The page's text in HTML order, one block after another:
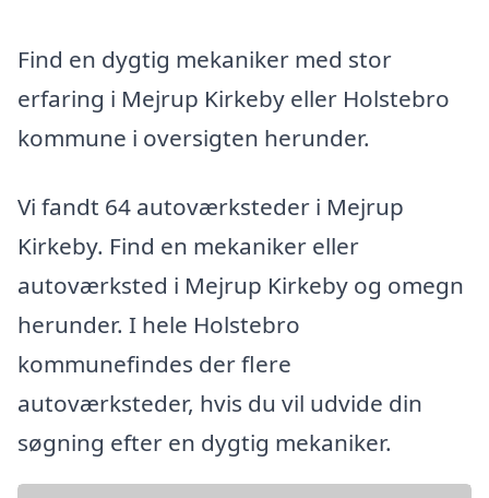
Find en dygtig mekaniker med stor
erfaring i Mejrup Kirkeby eller Holstebro
kommune i oversigten herunder.
Vi fandt 64 autoværksteder i Mejrup
Kirkeby. Find en mekaniker eller
autoværksted i Mejrup Kirkeby og omegn
herunder. I hele Holstebro
kommunefindes der flere
autoværksteder, hvis du vil udvide din
søgning efter en dygtig mekaniker.